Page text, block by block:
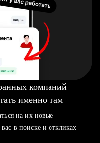
компаний
именно там
на их новые
в поиске и откликах